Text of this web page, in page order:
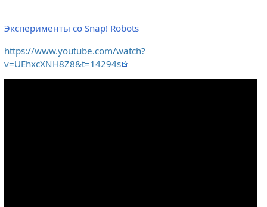
Эксперименты со Snap! Robots
https://www.youtube.com/watch?
v=UEhxcXNH8Z8&t=14294s